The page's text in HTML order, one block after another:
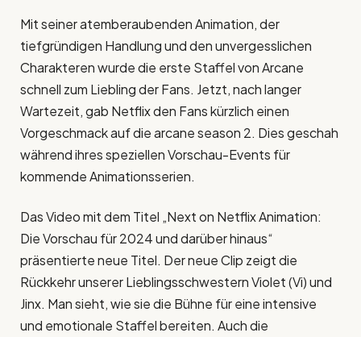
Mit seiner atemberaubenden Animation, der
tiefgründigen Handlung und den unvergesslichen
Charakteren wurde die erste Staffel von Arcane
schnell zum Liebling der Fans. Jetzt, nach langer
Wartezeit, gab Netflix den Fans kürzlich einen
Vorgeschmack auf die arcane season 2. Dies geschah
während ihres speziellen Vorschau-Events für
kommende Animationsserien.
Das Video mit dem Titel „Next on Netflix Animation:
Die Vorschau für 2024 und darüber hinaus“
präsentierte neue Titel. Der neue Clip zeigt die
Rückkehr unserer Lieblingsschwestern Violet (Vi) und
Jinx. Man sieht, wie sie die Bühne für eine intensive
und emotionale Staffel bereiten. Auch die